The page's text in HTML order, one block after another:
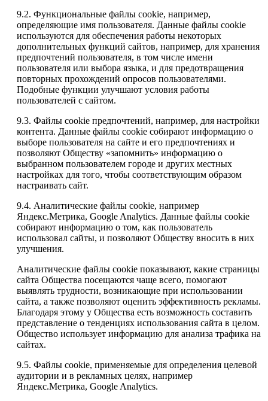
9.2. Функциональные файлы cookie, например,
определяющие имя пользователя. Данные файлы cookie
используются для обеспечения работы некоторых
дополнительных функций сайтов, например, для хранения
предпочтений пользователя, в том числе имени
пользователя или выбора языка, и для предотвращения
повторных прохождений опросов пользователями.
Подобные функции улучшают условия работы
пользователей с сайтом.
9.3. Файлы cookie предпочтений, например, для настройки
контента. Данные файлы cookie собирают информацию о
выборе пользователя на сайте и его предпочтениях и
позволяют Обществу «запомнить» информацию о
выбранном пользователем городе и других местных
настройках для того, чтобы соответствующим образом
настраивать сайт.
9.4. Аналитические файлы cookie, например
Яндекс.Метрика, Google Analytics. Данные файлы cookie
собирают информацию о том, как пользователь
использовал сайты, и позволяют Обществу вносить в них
улучшения.
Аналитические файлы cookie показывают, какие страницы
сайта Общества посещаются чаще всего, помогают
выявлять трудности, возникающие при использовании
сайта, а также позволяют оценить эффективность рекламы.
Благодаря этому у Общества есть возможность составить
представление о тенденциях использования сайта в целом.
Общество использует информацию для анализа трафика на
сайтах.
9.5. Файлы cookie, применяемые для определения целевой
аудитории и в рекламных целях, например
Яндекс.Метрика, Google Analytics.